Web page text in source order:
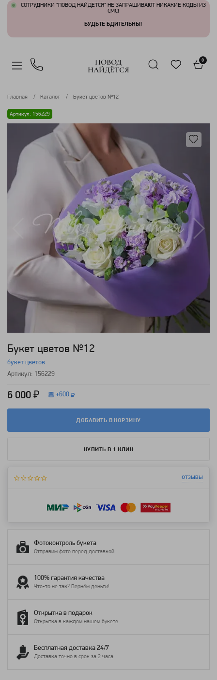
СОТРУДНИКИ "ПОВОД НАЙДЕТСЯ" НЕ ЗАПРАШИВАЮТ НИКАКИЕ КОДЫ ИЗ
СМС!
БУДЬТЕ БДИТЕЛЬНЫ!
ПОВОД
НАЙДЁТСЯ
0
Главная Каталог Букет цветов №12
Артикул: 156229
Букет цветов №12
букет цветов
Артикул: 156229
6 000 ₽ +600
ДОБАВИТЬ В КОРЗИНУ
КУПИТЬ В 1 КЛИК
отзывы
Фотоконтроль букета
Отправим фото перед доставкой
100% гарантия качества
Что-то не так? Вернём деньги!
Открытка в подарок
Открытка в каждом нашем букете
Бесплатная доставка 24/7
Доставка точно в срок за 2 часа